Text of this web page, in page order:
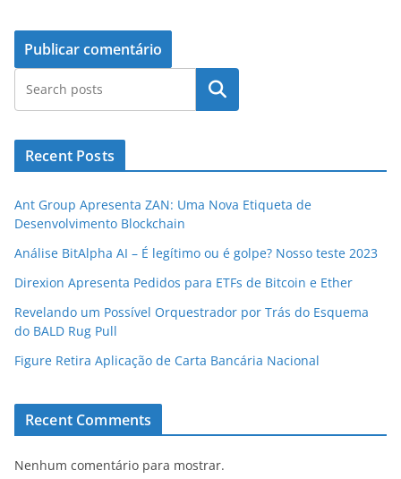
Pesquisar
Recent Posts
Ant Group Apresenta ZAN: Uma Nova Etiqueta de
Desenvolvimento Blockchain
Análise BitAlpha AI – É legítimo ou é golpe? Nosso teste 2023
Direxion Apresenta Pedidos para ETFs de Bitcoin e Ether
Revelando um Possível Orquestrador por Trás do Esquema
do BALD Rug Pull
Figure Retira Aplicação de Carta Bancária Nacional
Recent Comments
Nenhum comentário para mostrar.